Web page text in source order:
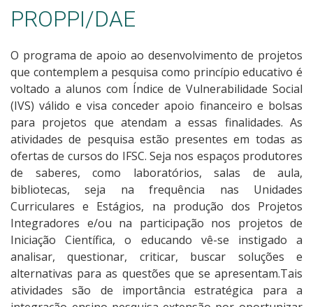
PROPPI/DAE
O programa de apoio ao desenvolvimento de projetos
que contemplem a pesquisa como princípio educativo é
voltado a alunos com Índice de Vulnerabilidade Social
(IVS) válido e visa conceder apoio financeiro e bolsas
para projetos que atendam a essas finalidades. As
atividades de pesquisa estão presentes em todas as
ofertas de cursos do IFSC. Seja nos espaços produtores
de saberes, como laboratórios, salas de aula,
bibliotecas, seja na frequência nas Unidades
Curriculares e Estágios, na produção dos Projetos
Integradores e/ou na participação nos projetos de
Iniciação Científica, o educando vê-se instigado a
analisar, questionar, criticar, buscar soluções e
alternativas para as questões que se apresentam.Tais
atividades são de importância estratégica para a